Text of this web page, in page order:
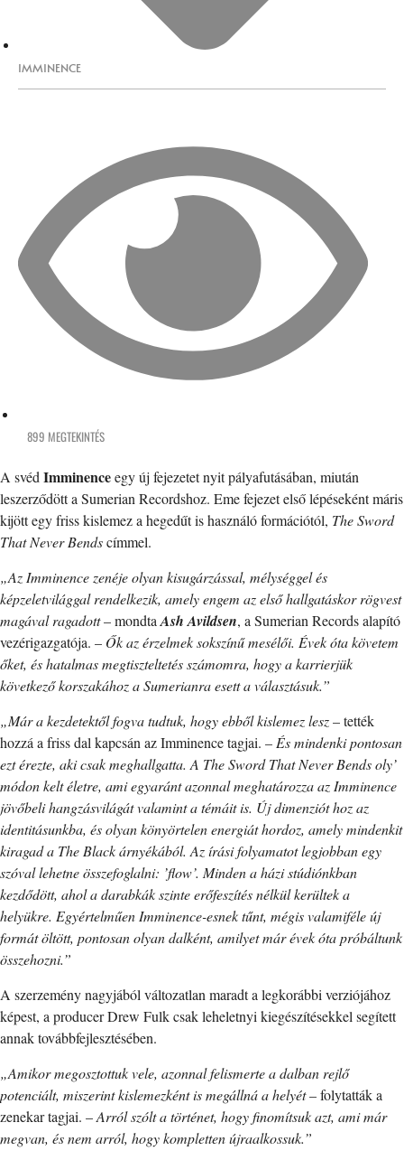
IMMINENCE
899 MEGTEKINTÉS
A svéd Imminenceegy új fejezetet nyit pályafutásában, miután
leszerződött a Sumerian Recordshoz. Eme fejezet első lépéseként máris
kijött egy friss kislemez a hegedűt is használó formációtól, The Sword
That Never Bendscímmel.
„Az Imminence zenéje olyan kisugárzással, mélységgel és
képzeletvilággal rendelkezik, amely engem az első hallgatáskor rögvest
magával ragadott– mondta Ash Avildsen, a Sumerian Records alapító
vezérigazgatója. – Ők az érzelmek sokszínű mesélői. Évek óta követem
őket, és hatalmas megtiszteltetés számomra, hogy a karrierjük
következő korszakához a Sumerianra esett a választásuk.”
„Már a kezdetektől fogva tudtuk, hogy ebből kislemez lesz– tették
hozzá a friss dal kapcsán az Imminence tagjai. – És mindenki pontosan
ezt érezte, aki csak meghallgatta. A The Sword That Never Bends oly’
módon kelt életre, ami egyaránt azonnal meghatározza az Imminence
jövőbeli hangzásvilágát valamint a témáit is. Új dimenziót hoz az
identitásunkba, és olyan könyörtelen energiát hordoz, amely mindenkit
kiragad a The Black árnyékából. Az írási folyamatot legjobban egy
szóval lehetne összefoglalni: ’flow’. Minden a házi stúdiónkban
kezdődött, ahol a darabkák szinte erőfeszítés nélkül kerültek a
helyükre. Egyértelműen Imminence-esnek tűnt, mégis valamiféle új
formát öltött, pontosan olyan dalként, amilyet már évek óta próbáltunk
összehozni.”
A szerzemény nagyjából változatlan maradt a legkorábbi verziójához
képest, a producer Drew Fulk csak leheletnyi kiegészítésekkel segített
annak továbbfejlesztésében.
„Amikor megosztottuk vele, azonnal felismerte a dalban rejlő
potenciált, miszerint kislemezként is megállná a helyét– folytatták a
zenekar tagjai. –Arról szólt a történet, hogy finomítsuk azt, ami már
megvan, és nem arról, hogy kompletten újraalkossuk.”